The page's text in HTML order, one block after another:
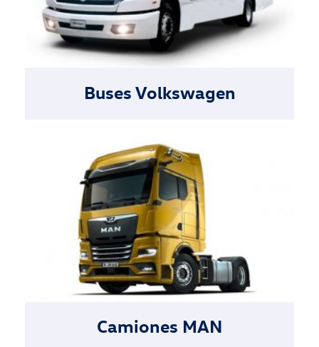
Buses Volkswagen
Camiones MAN